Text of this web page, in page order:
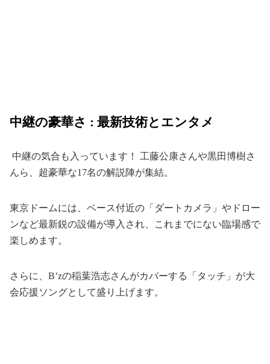
中継の豪華さ : 最新技術とエンタメ
中継の気合も入っています！ 工藤公康さんや黒田博樹さ
んら、超豪華な17名の解説陣が集結。
東京ドームには、ベース付近の「ダートカメラ」やドロー
ンなど最新鋭の設備が導入され、これまでにない臨場感で
楽しめます。
さらに、B’zの稲葉浩志さんがカバーする「タッチ」が大
会応援ソングとして盛り上げます。